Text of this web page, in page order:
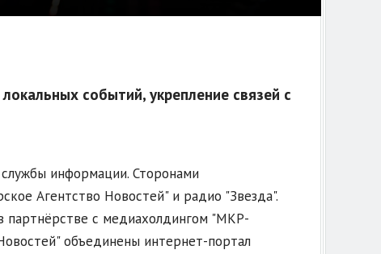
событий, укрепление связей с
информации. Сторонами
Агентство Новостей" и радио "Звезда".
партнёрстве с медиахолдингом "МКР-
объединены интернет-портал